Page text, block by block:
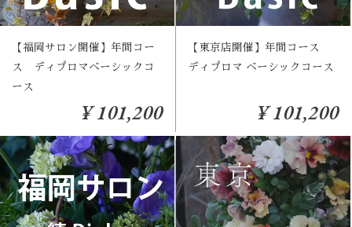
【福岡サロン開催】年間コー
ス ディプロマベーシックコ
ース
¥ 101,200
【東京店開催】年間コース
ディプロマ ベーシックコース
¥ 101,200